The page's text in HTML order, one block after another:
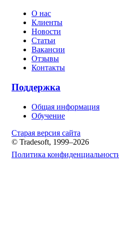
О нас
Клиенты
Новости
Статьи
Вакансии
Отзывы
Контакты
Поддержка
Общая информация
Обучение
Старая версия сайта
© Tradesoft, 1999–2026
Политика